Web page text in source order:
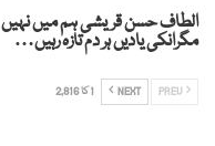
الطاف حسن قریشی ہم میں نہیں
مگرانکی یادیں ہر دم تازہ رہیں…
NEXT 1 کا 2,816